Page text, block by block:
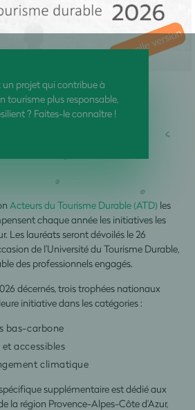
un projet qui contribue à
tourisme plus responsable,
? Faites-le connaître !
Acteurs du Tourisme Durable (ATD) les
chaque année les initiatives les
Les lauréats seront dévoilés le 26
de l’Université du Tourisme Durable,
des professionnels engagés.
décernés, trois trophées nationaux
initiative dans les catégories :
bas-carbone
accessibles
climatique
supplémentaire est dédié aux
la région Provence-Alpes-Côte d’Azur,